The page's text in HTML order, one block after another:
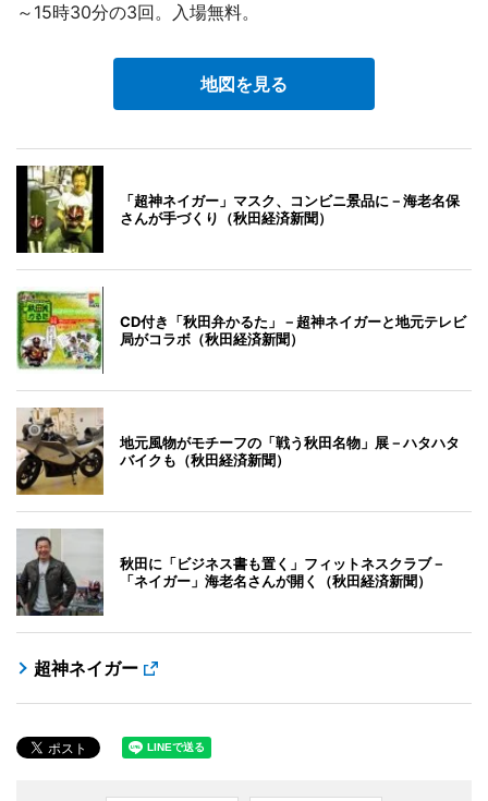
～15時30分の3回。入場無料。
地図を見る
「超神ネイガー」マスク、コンビニ景品に－海老名保
さんが手づくり（秋田経済新聞）
CD付き「秋田弁かるた」－超神ネイガーと地元テレビ
局がコラボ（秋田経済新聞）
地元風物がモチーフの「戦う秋田名物」展－ハタハタ
バイクも（秋田経済新聞）
秋田に「ビジネス書も置く」フィットネスクラブ－
「ネイガー」海老名さんが開く（秋田経済新聞）
超神ネイガー